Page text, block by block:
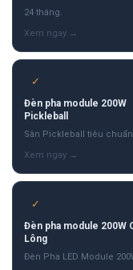
24 tháng.
✓
Đèn pha module 200W
Pickleball
Sân Pickleball tiêu chuẩn
✓
Đèn pha module 200W
Lông
Đèn Pha LED Module